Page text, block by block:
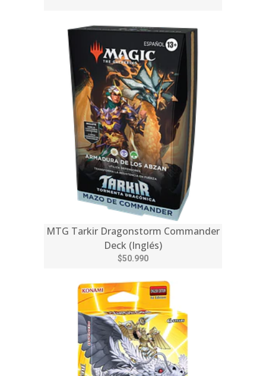
MTG Tarkir Dragonstorm Commander
Deck (Inglés)
$50.990